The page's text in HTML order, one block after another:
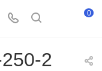
0
2